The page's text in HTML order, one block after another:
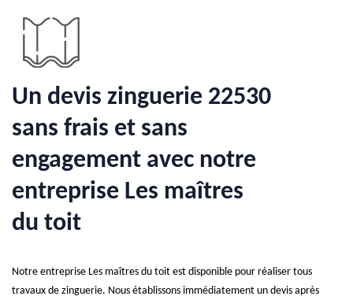
Un devis zinguerie 22530
sans frais et sans
engagement avec notre
entreprise Les maîtres
du toit
Notre entreprise Les maîtres du toit est disponible pour réaliser tous
travaux de zinguerie. Nous établissons immédiatement un devis après